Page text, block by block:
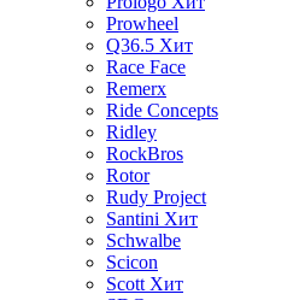
Prowheel
Q36.5 Хит
Race Face
Remerx
Ride Concepts
Ridley
RockBros
Rotor
Rudy Project
Santini Хит
Schwalbe
Scicon
Scott Хит